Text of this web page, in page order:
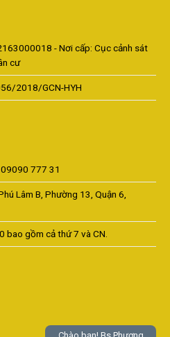
- Nơi cấp: Cục cảnh sát
cư
2018/GCN-HYH
777 31
Lâm B, Phường 13, Quận 6,
bao gồm cả thứ 7 và CN.